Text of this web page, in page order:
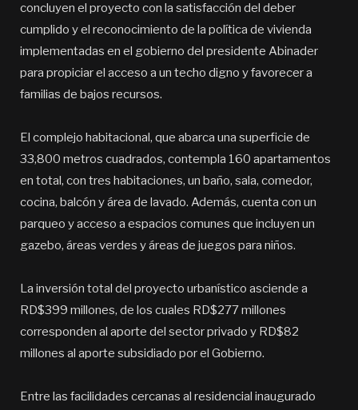
concluyen el proyecto con la satisfacción del deber
cumplido y el reconocimiento de la política de vivienda
implementadas en el gobierno del presidente Abinader
para propiciar el acceso a un techo digno y favorecer a
familias de bajos recursos.
El complejo habitacional, que abarca una superficie de
33,800 metros cuadrados, contempla 160 apartamentos
en total, con tres habitaciones, un baño, sala, comedor,
cocina, balcón y área de lavado. Además, cuenta con un
parqueo y acceso a espacios comunes que incluyen un
gazebo, áreas verdes y áreas de juegos para niños.
La inversión total del proyecto urbanístico asciende a
RD$399 millones, de los cuales RD$277 millones
corresponden al aporte del sector privado y RD$82
millones al aporte subsidiado por el Gobierno.
Entre las facilidades cercanas al residencial inaugurado